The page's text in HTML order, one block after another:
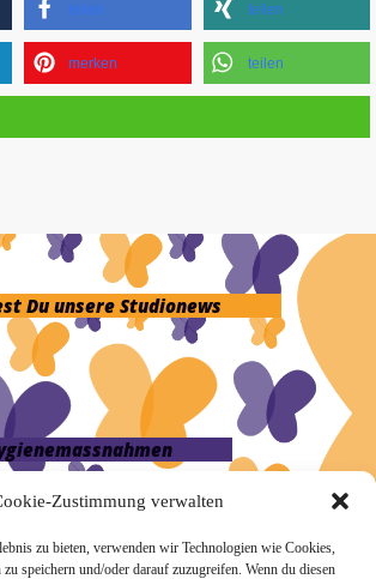
Zustimmung verwalten
zu bieten, verwenden wir Technologien wie Cookies,
speichern und/oder darauf zuzugreifen. Wenn du diesen
teilen teilen
merken teilen
Du unsere Studionews